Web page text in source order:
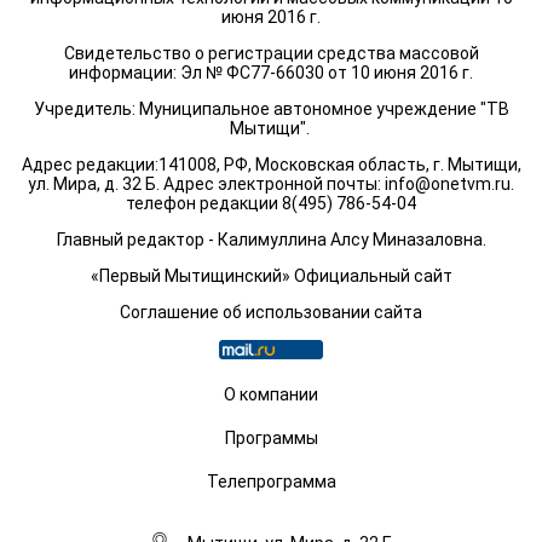
июня 2016 г.
Свидетельство о регистрации средства массовой
информации: Эл № ФС77-66030 от 10 июня 2016 г.
Учредитель: Муниципальное автономное учреждение "ТВ
Мытищи".
Адрес редакции:141008, РФ, Московская область, г. Мытищи,
ул. Мира, д. 32 Б. Адрес электронной почты: info@onetvm.ru
телефон редакции 8(495) 786-54-04
Главный редактор - Калимуллина Алсу Миназаловна.
«Первый Мытищинский» Официальный сайт
Соглашение об использовании сайта
О компании
Программы
Телепрограмма